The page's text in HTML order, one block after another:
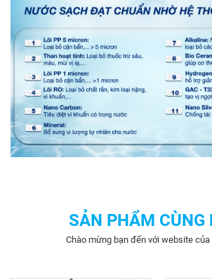
SẢN PHẨM CÙNG
Chào mừng bạn đến với website